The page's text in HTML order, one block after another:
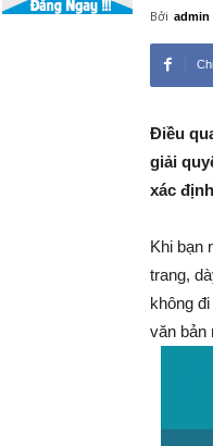
Bởi admin
Điều
giải
xác
Khi bạn
trang,
không
văn bản